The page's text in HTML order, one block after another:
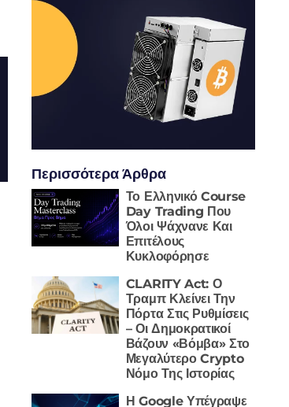
Περισσότερα Άρθρα
Το Ελληνικό Course
Day Trading Που
Όλοι Ψάχνανε Και
Επιτέλους
Κυκλοφόρησε
CLARITY Act: Ο
Τραμπ Κλείνει Την
Πόρτα Στις Ρυθμίσεις
– Οι Δημοκρατικοί
Βάζουν «Βόμβα» Στο
Μεγαλύτερο Crypto
Νόμο Της Ιστορίας
Η Google Υπέγραψε